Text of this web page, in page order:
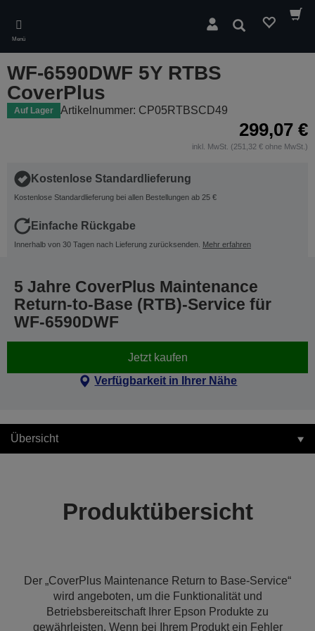
main
content
Menü
Suchen
WF-6590DWF 5Y RTBS
CoverPlus
Auf Lager Artikelnummer: CP05RTBSCD49
299,07 €
inkl. MwSt. (251,32 € ohne MwSt.)
Kostenlose Standardlieferung
Kostenlose Standardlieferung bei allen Bestellungen ab 25 €
Einfache Rückgabe
Innerhalb von 30 Tagen nach Lieferung zurücksenden. Mehr erfahren
5 Jahre CoverPlus Maintenance
Return-to-Base (RTB)-Service für
WF-6590DWF
Jetzt kaufen
Verfügbarkeit in Ihrer Nähe
Übersicht
Produktübersicht
Der „CoverPlus Maintenance Return to Base-Service“
wird angeboten, um die Funktionalität und
Betriebsbereitschaft Ihrer Epson Produkte zu
gewährleisten. Wenn bei Ihrem Produkt ein Fehler